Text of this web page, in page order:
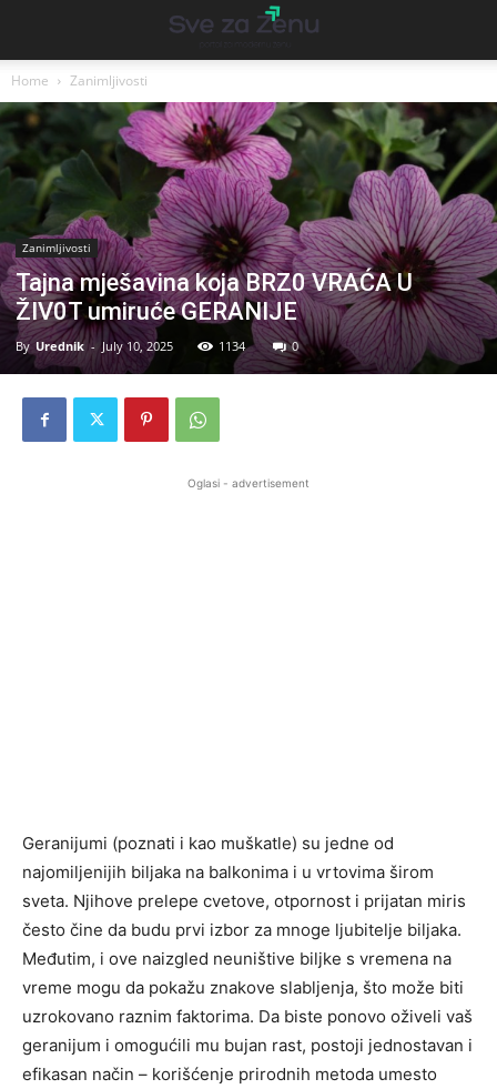
Home Zanimljivosti
Zanimljivosti
Tajna mješavina koja BRZ0 VRAĆA U
ŽIV0T umiruće GERANIJE
By Urednik - July 10, 2025 1134 0
Oglasi - advertisement
Geranijumi (poznati i kao muškatle) su jedne od
najomiljenijih biljaka na balkonima i u vrtovima širom
sveta. Njihove prelepe cvetove, otpornost i prijatan miris
često čine da budu prvi izbor za mnoge ljubitelje biljaka.
Međutim, i ove naizgled neuništive biljke s vremena na
vreme mogu da pokažu znakove slabljenja, što može biti
uzrokovano raznim faktorima. Da biste ponovo oživeli vaš
geranijum i omogućili mu bujan rast, postoji jednostavan i
efikasan način – korišćenje prirodnih metoda umesto